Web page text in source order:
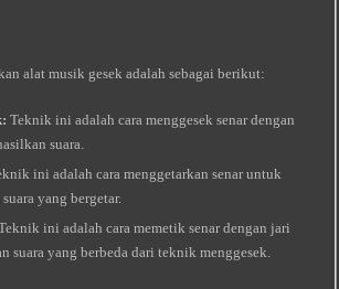
alat musik gesek adalah sebagai berikut:
Teknik ini adalah cara menggesek senar dengan
suara.
ini adalah cara menggetarkan senar untuk
yang bergetar.
ini adalah cara memetik senar dengan jari
suara yang berbeda dari teknik menggesek.